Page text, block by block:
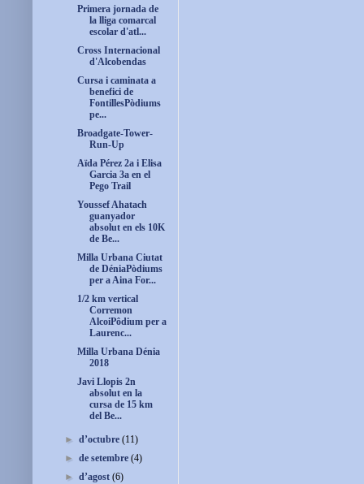
Primera jornada de
la lliga comarcal
escolar d'atl...
Cross Internacional
d'Alcobendas
Cursa i caminata a
benefici de
FontillesPòdiums
pe...
Broadgate-Tower-
Run-Up
Aïda Pérez 2a i Elisa
Garcia 3a en el
Pego Trail
Youssef Ahatach
guanyador
absolut en els 10K
de Be...
Milla Urbana Ciutat
de DéniaPòdiums
per a Aina For...
1/2 km vertical
Corremon
AlcoiPôdium per a
Laurenc...
Milla Urbana Dénia
2018
Javi Llopis 2n
absolut en la
cursa de 15 km
del Be...
►d’octubre(11)
►de setembre(4)
►d’agost(6)